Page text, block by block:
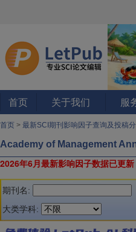
首页 关于我们 服
首页 > 最新SCI期刊影响因子查询及投稿
Academy of Management
2026年6月最新影响因子数据已更新
期刊名:
大类学科: